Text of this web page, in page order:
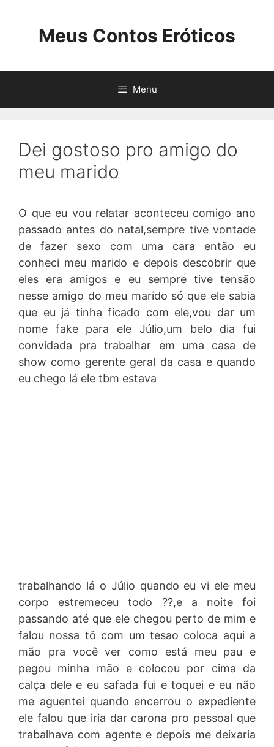
Meus Contos Eróticos
Menu
Dei gostoso pro amigo do
meu marido
O que eu vou relatar aconteceu comigo ano
passado antes do natal,sempre tive vontade
de fazer sexo com uma cara então eu
conheci meu marido e depois descobrir que
eles era amigos e eu sempre tive tensão
nesse amigo do meu marido só que ele sabia
que eu já tinha ficado com ele,vou dar um
nome fake para ele Júlio,um belo dia fui
convidada pra trabalhar em uma casa de
show como gerente geral da casa e quando
eu chego lá ele tbm estava
trabalhando lá o Júlio quando eu vi ele meu
corpo estremeceu todo ??,e a noite foi
passando até que ele chegou perto de mim e
falou nossa tô com um tesao coloca aqui a
mão pra você ver como está meu pau e
pegou minha mão e colocou por cima da
calça dele e eu safada fui e toquei e eu não
me aguentei quando encerrou o expediente
ele falou que iria dar carona pro pessoal que
trabalhava com agente e depois me deixaria